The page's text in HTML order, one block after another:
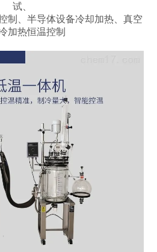
试、
制、半导体设备冷却加热、真空
加热恒温控制